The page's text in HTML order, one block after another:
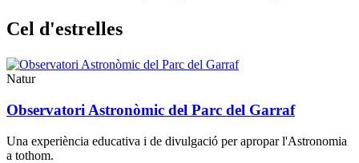
Cel d'estrelles
Natur
Observatori Astronòmic del Parc del Garraf
Una experiència educativa i de divulgació per apropar l'Astronomia
a tothom.